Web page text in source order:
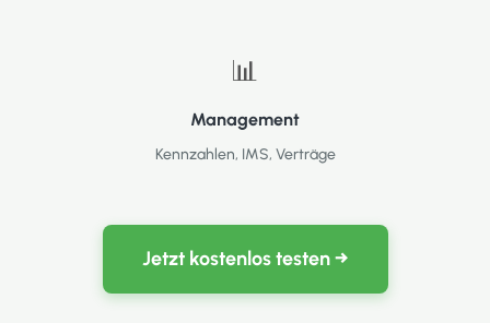
📊
Management
Kennzahlen, IMS, Verträge
Jetzt kostenlos testen →